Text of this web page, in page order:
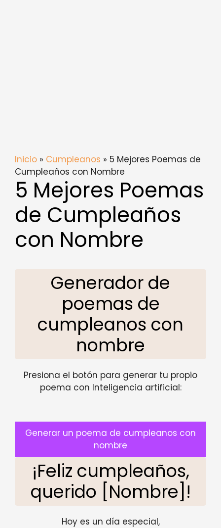
Inicio » Cumpleanos » 5 Mejores Poemas de
Cumpleaños con Nombre
5 Mejores Poemas
de Cumpleaños
con Nombre
Generador de
poemas de
cumpleanos con
nombre
Presiona el botón para generar tu propio
poema con Inteligencia artificial:
Generar un poema de cumpleanos con
nombre
¡Feliz cumpleaños,
querido [Nombre]!
Hoy es un día especial,